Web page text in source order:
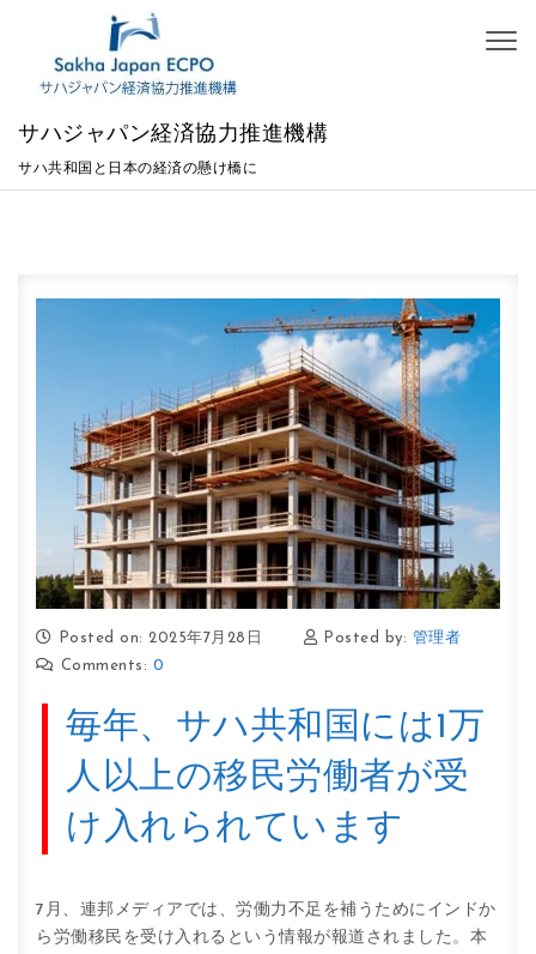
Skip to content
サハジャパン経済協力推進機構
サハ共和国と日本の経済の懸け橋に
Posted on: 2025年7月28日 Posted by: 管理者
Comments: 0
毎年、サハ共和国には1万
人以上の移民労働者が受
け入れられています
7月、連邦メディアでは、労働力不足を補うためにインドか
ら労働移民を受け入れるという情報が報道されました。本